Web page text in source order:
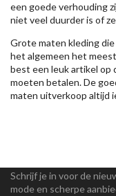
een goede verhouding
niet veel duurder is of
Grote maten kleding
het algemeen het
best een leuk artikel op
moeten betalen. De
maten uitverkoop altijd
Schrijf je in voor de
mode en scherpe